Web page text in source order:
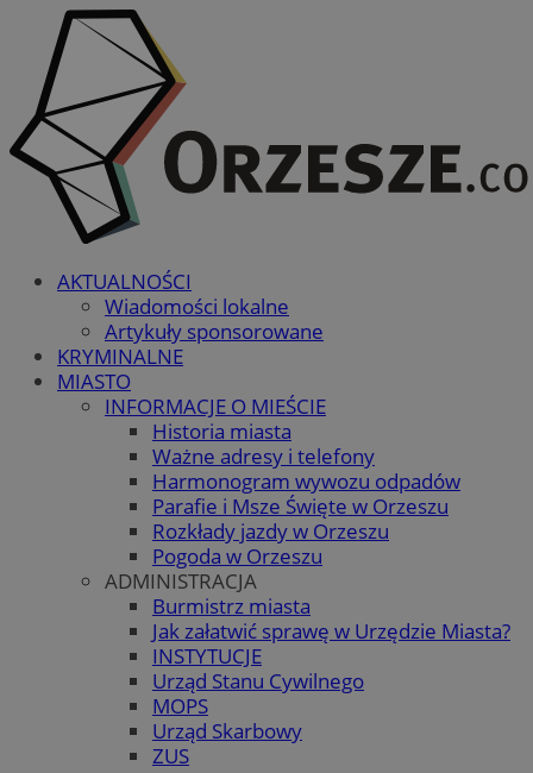
AKTUALNOŚCI
Wiadomości lokalne
Artykuły sponsorowane
KRYMINALNE
MIASTO
INFORMACJE O MIEŚCIE
Historia miasta
Ważne adresy i telefony
Harmonogram wywozu odpadów
Parafie i Msze Święte w Orzeszu
Rozkłady jazdy w Orzeszu
Pogoda w Orzeszu
ADMINISTRACJA
Burmistrz miasta
Jak załatwić sprawę w Urzędzie Miasta?
INSTYTUCJE
Urząd Stanu Cywilnego
MOPS
Urząd Skarbowy
ZUS